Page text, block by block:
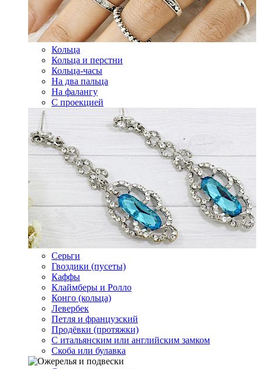
Кольца
Кольца и перстни
Кольца-часы
На два пальца
На фалангу
С проекцией
Серьги
Гвоздики (пусеты)
Каффы
Клаймберы и Ролло
Конго (кольца)
Левербек
Петля и французский
Продёвки (протяжки)
С итальянским или английским замком
Скоба или булавка